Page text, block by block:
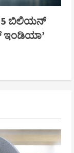
ಬಿಲಿಯನ್
ಇಂಡಿಯಾ’